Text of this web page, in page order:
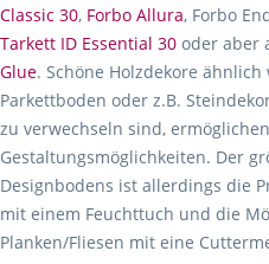
Classic 30, Forbo Allura, Forbo
Tarkett ID Essential 30 oder aber
Glue. Schöne Holzdekore
Parkettboden oder z.B.
zu verwechseln sind,
Gestaltungsmöglichkeiten. Der
Designbodens ist allerdings die
mit einem Feuchttuch und die
Planken/Fliesen mit eine